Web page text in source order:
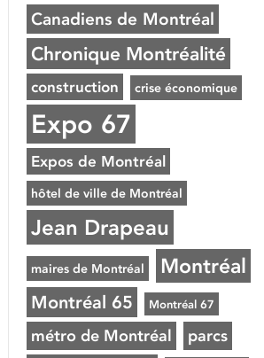
Canadiens de Montréal
Chronique Montréalité
construction crise économique
Expo 67
Expos de Montréal
hôtel de ville de Montréal
Jean Drapeau
maires de Montréal Montréal
Montréal 65 Montréal 67
métro de Montréal parcs